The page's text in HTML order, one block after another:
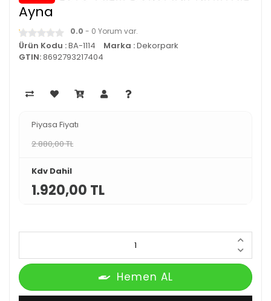
Ayna
0.0 - 0 Yorum var.
Ürün Kodu :BA-1114 Marka :Dekorpark
GTIN:8692793217404
Piyasa Fiyatı
2.880,00 TL
Kdv Dahil
1.920,00 TL
Hemen AL